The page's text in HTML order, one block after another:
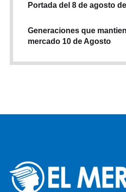
Portada del 8 de agosto
Generaciones que
mercado 10 de Agosto